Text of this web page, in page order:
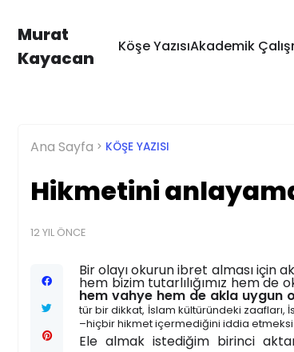
Murat
Kayacan
Köşe YazısıAkademik
Ana Sayfa KÖŞE YAZISI
Hikmetini
12 YIL ÖNCE
Bir olayı okurun ibret alması için
hem bizim tutarlılığımız hem de
hem vahye hem de akla uygun
tür bir dikkat, İslam kültüründeki zaafları,
–hiçbir hikmet içermediğini iddia
Ele almak istediğim birinci